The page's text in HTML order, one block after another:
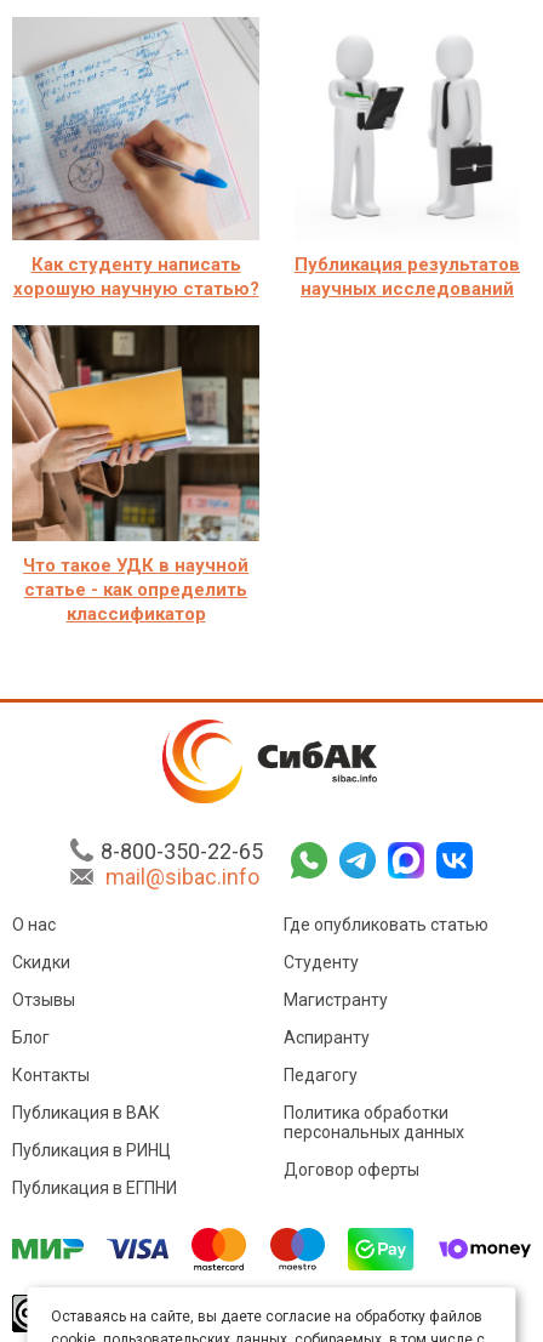
Как студенту написать
хорошую научную статью?
Публикация результатов
научных исследований
Что такое УДК в научной
статье - как определить
классификатор
8-800-350-22-65
mail@sibac.info
О нас
Скидки
Отзывы
Блог
Контакты
Где опубликовать статью
Студенту
Магистранту
Аспиранту
Педагогу
Публикация в ВАК
Публикация в РИНЦ
Публикация в ЕГПНИ
Политика обработки
персональных данных
Договор оферты
произведение доступно полицензии Creative
Оставаясь на сайте, вы даете согласие на обработку файлов